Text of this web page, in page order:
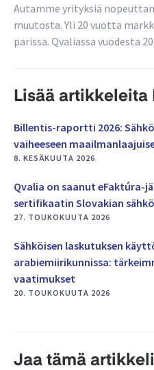
Autamme yrityksiä
muutosta. Yli 20 vuotta
parissa. Qvaliassa vuodesta
Lisää artikkeleita
Billentis-raportti 2026:
vaiheeseen
8. KESÄKUUTA 2026
Qvalia on saanut eFaktúra-
sertifikaatin Slovakian
27. TOUKOKUUTA 2026
Sähköisen laskutuksen
arabiemiirikunnissa:
vaatimukset
20. TOUKOKUUTA 2026
Jaa tämä artikkeli